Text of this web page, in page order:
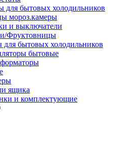
для бытовых холодильников
мороз.камеры
и выключатели
Фруктовницы
бытовых холодильников
бытовые
ящика
и комплектующие